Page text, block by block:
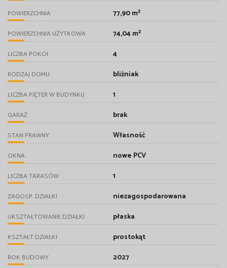
POWIERZCHNIA 77,90 m²
POWIERZCHNIA UŻYTKOWA 74,04 m²
LICZBA POKOI 4
RODZAJ DOMU bliźniak
LICZBA PIĘTER W BUDYNKU 1
GARAŻ brak
STAN PRAWNY Własność
OKNA nowe PCV
LICZBA TARASÓW 1
ZAGOSP. DZIAŁKI niezagospodarowana
UKSZTAŁTOWANIE DZIAŁKI płaska
KSZTAŁT DZIAŁKI prostokąt
ROK BUDOWY 2027